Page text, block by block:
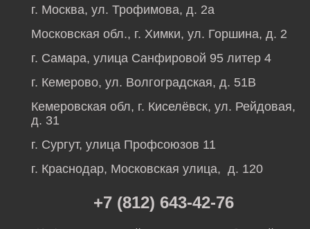
г. Москва, ул. Трофимова, д. 2а
Московская обл., г. Химки, ул. Горшина, д. 2
г. Самара, улица Санфировой 95 литер 4
г. Кемерово, ул. Волгоградская, д. 51В
Кемеровская обл, г. Киселёвск, ул. Рейдовая,
д. 31
г. Сургут, улица Профсоюзов 11
г. Краснодар, Московская улица, д. 120
+7 (812) 643-42-76